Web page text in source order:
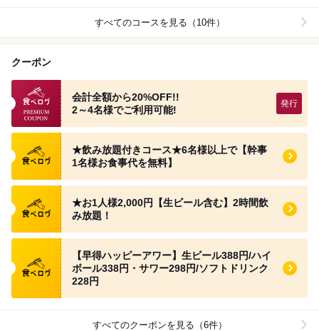
すべてのコースを見る（10件）
クーポン
食べログプレミアムクーポン
会計全額から20%OFF!!
2～4名様でご利用可能!
食べログ クーポン
★飲み放題付きコース★6名様以上で【幹事
1名様お食事代を無料】
食べログ クーポン
★お1人様2,000円【生ビール含む】2時間飲
み放題！
食べログ クーポン
【早得ハッピーアワー】生ビール388円/ハイ
ボール338円・サワー298円/ソフトドリンク
228円
すべてのクーポンを見る（6件）